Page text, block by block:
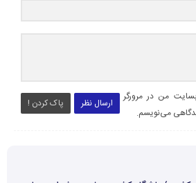
ارسال نظر پاک کردن !
من در مرورگر
می‌نویسم.